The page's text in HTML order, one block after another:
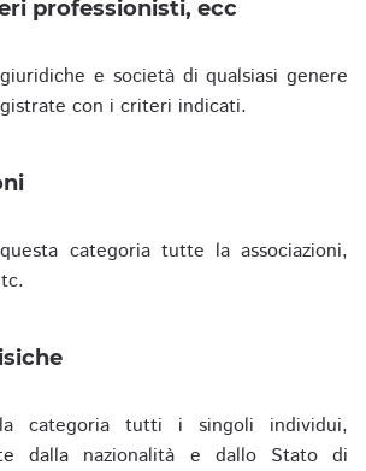
professionisti, ecc
e società di qualsiasi genere
con i criteri indicati.
categoria tutte la associazioni,
categoria tutti i singoli individui,
dalla nazionalità e dallo Stato di